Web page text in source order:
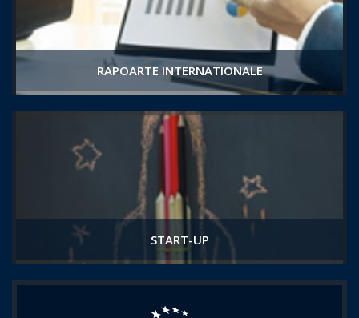
RAPOARTE INTERNATIONALE
START-UP